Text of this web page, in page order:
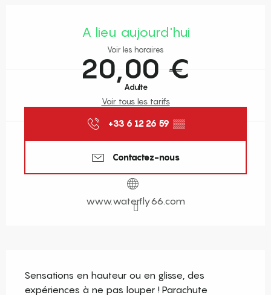
A lieu aujourd'hui
Voir les horaires
20,00 €
Adulte
Voir tous les tarifs
+33 6 12 26 59 ▒▒
Contactez-nous
www.waterfly66.com
Sensations en hauteur ou en glisse, des
expériences à ne pas louper ! Parachute